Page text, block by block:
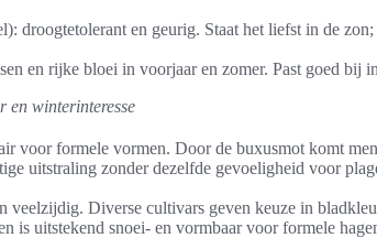
droogtetolerant en geurig. Staat het liefst in de
en rijke bloei in voorjaar en zomer. Past goed bij
en winterinteresse
voor formele vormen. Door de buxusmot komt
uitstraling zonder dezelfde gevoeligheid voor
veelzijdig. Diverse cultivars geven keuze in
is uitstekend snoei- en vormbaar voor formele